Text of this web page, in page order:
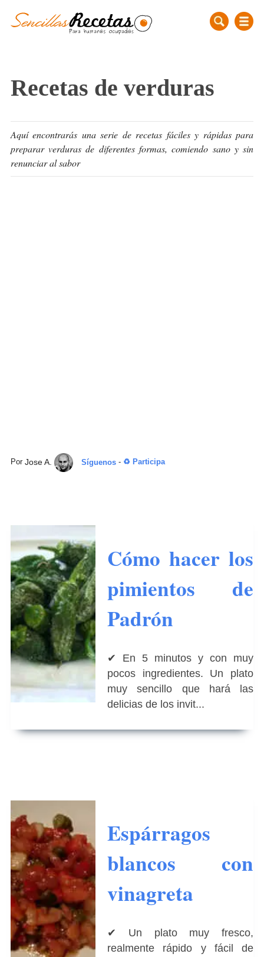
Recetas de verduras
Aquí encontrarás una serie de recetas fáciles y rápidas para
preparar verduras de diferentes formas, comiendo sano y sin
renunciar al sabor
Por Jose A. Síguenos- ♻ Participa
Cómo hacer los
pimientos de
Padrón
✔ En 5 minutos y con muy
pocos ingredientes. Un plato
muy sencillo que hará las
delicias de los invit...
Espárragos
blancos con
vinagreta
✔ Un plato muy fresco,
realmente rápido y fácil de